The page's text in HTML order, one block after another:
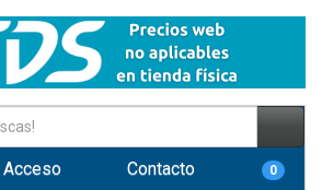
Acceso Contacto 0